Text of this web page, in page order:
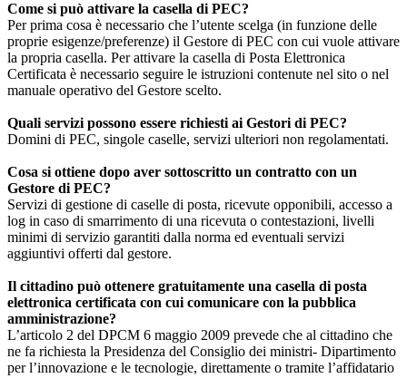
Come si può attivare la casella di PEC?
Per prima cosa è necessario che l’utente scelga (in funzione delle
proprie esigenze/preferenze) il Gestore di PEC con cui vuole attivare
la propria casella. Per attivare la casella di Posta Elettronica
Certificata è necessario seguire le istruzioni contenute nel sito o nel
manuale operativo del Gestore scelto.
Quali servizi possono essere richiesti ai Gestori di PEC?
Domini di PEC, singole caselle, servizi ulteriori non regolamentati.
Cosa si ottiene dopo aver sottoscritto un contratto con un
Gestore di PEC?
Servizi di gestione di caselle di posta, ricevute opponibili, accesso a
log in caso di smarrimento di una ricevuta o contestazioni, livelli
minimi di servizio garantiti dalla norma ed eventuali servizi
aggiuntivi offerti dal gestore.
Il cittadino può ottenere gratuitamente una casella di posta
elettronica certificata con cui comunicare con la pubblica
amministrazione?
L’articolo 2 del DPCM 6 maggio 2009 prevede che al cittadino che
ne fa richiesta la Presidenza del Consiglio dei ministri- Dipartimento
per l’innovazione e le tecnologie, direttamente o tramite l’affidatario